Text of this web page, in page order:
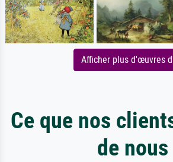
Afficher plus d'œuvres
Ce que nos
de nous